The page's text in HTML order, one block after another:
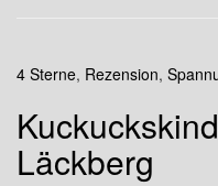
4 Sterne, Rezension,
Läckberg